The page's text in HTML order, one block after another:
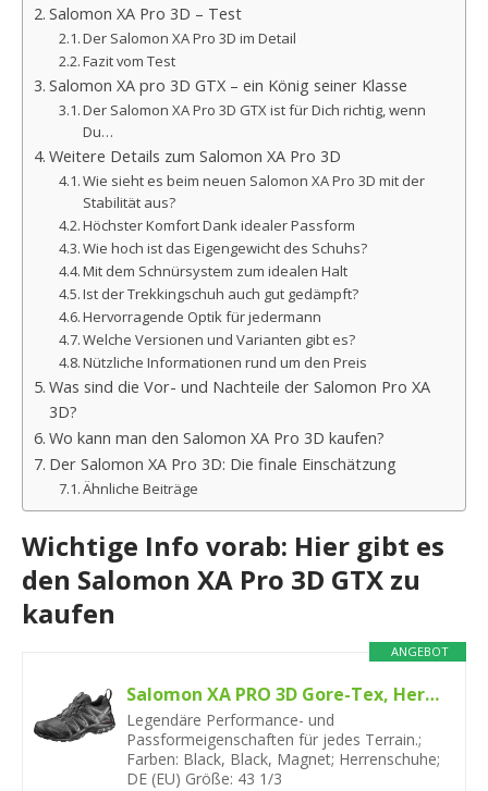
Salomon XA Pro 3D – Test
Der Salomon XA Pro 3D im Detail
Fazit vom Test
Salomon XA pro 3D GTX – ein König seiner Klasse
Der Salomon XA Pro 3D GTX ist für Dich richtig, wenn
Du…
Weitere Details zum Salomon XA Pro 3D
Wie sieht es beim neuen Salomon XA Pro 3D mit der
Stabilität aus?
Höchster Komfort Dank idealer Passform
Wie hoch ist das Eigengewicht des Schuhs?
Mit dem Schnürsystem zum idealen Halt
Ist der Trekkingschuh auch gut gedämpft?
Hervorragende Optik für jedermann
Welche Versionen und Varianten gibt es?
Nützliche Informationen rund um den Preis
Was sind die Vor- und Nachteile der Salomon Pro XA
3D?
Wo kann man den Salomon XA Pro 3D kaufen?
Der Salomon XA Pro 3D: Die finale Einschätzung
Ähnliche Beiträge
Wichtige Info vorab: Hier gibt es
den Salomon XA Pro 3D GTX zu
kaufen
ANGEBOT
Salomon XA PRO 3D Gore-Tex, Herren Wasserdichte Trailrunning-Schuhe, Schwarz und Magnet, 43 1/3
Legendäre Performance- und
Passformeigenschaften für jedes Terrain.;
Farben: Black, Black, Magnet; Herrenschuhe;
DE (EU) Größe: 43 1/3